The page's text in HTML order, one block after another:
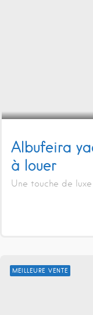
Albufeira
à louer
Une touche de luxe
MEILLEURE VENTE